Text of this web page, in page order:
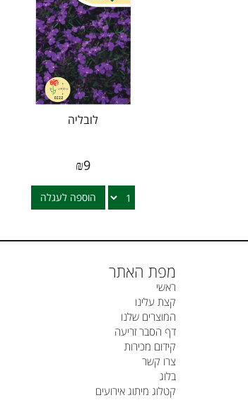
לובליה
₪9
הוספה לעגלה
מפת האתר
ראשי
קצת עלינו
המוצרים שלנו
דף הסבר זריעה
קידום מכירות
צרו קשר
בלוג
קטלוג מיתוג אירועים